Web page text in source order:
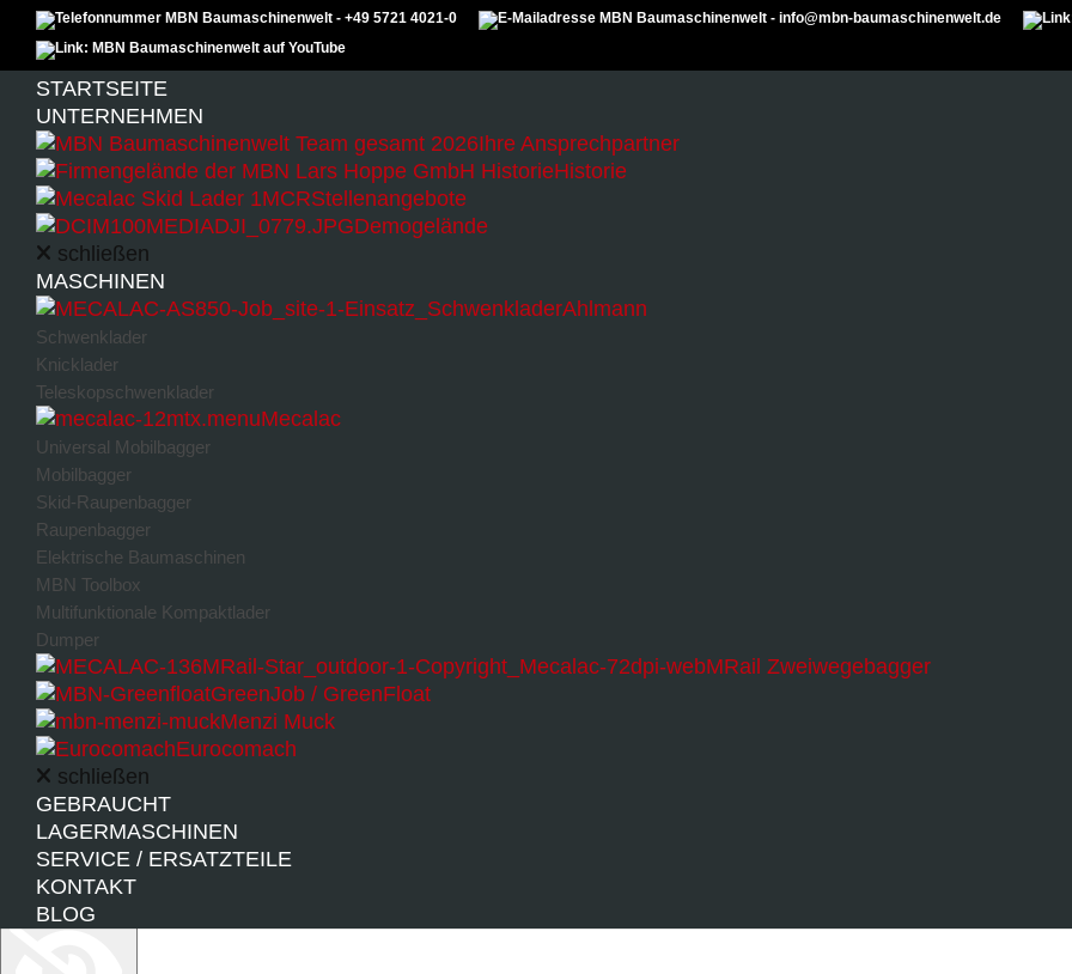
Zum Inhalt überspringen
Schließen Zurücksetzen
Sidebar-Einstellungen
Sidebar-Größe
2 3 4 5
Sidebar-Position
Links Rechts
Sidebar ausblenden
Einmal Sitzung
Menu
STARTSEITE
UNTERNEHMEN
Ihre Ansprechpartner
Historie
Stellenangebote
Demogelände
schließen
MASCHINEN
Ahlmann
Schwenklader
Knicklader
Teleskopschwenklader
Mecalac
Universal Mobilbagger
Mobilbagger
Skid-Raupenbagger
Raupenbagger
Elektrische Baumaschinen
MBN Toolbox
Multifunktionale Kompaktlader
Dumper
MRail Zweiwegebagger
GreenJob / GreenFloat
Menzi Muck
Eurocomach
schließen
GEBRAUCHT
LAGERMASCHINEN
SERVICE / ERSATZTEILE
KONTAKT
BLOG